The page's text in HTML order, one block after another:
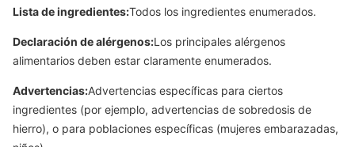
Lista de ingredientes:Todos los ingredientes enumerados.
Declaración de alérgenos:Los principales alérgenos
alimentarios deben estar claramente enumerados.
Advertencias:Advertencias específicas para ciertos
ingredientes (por ejemplo, advertencias de sobredosis de
hierro), o para poblaciones específicas (mujeres embarazadas,